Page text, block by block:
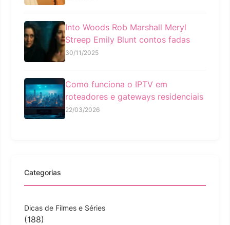
Into Woods Rob Marshall Meryl
Streep Emily Blunt contos fadas
30/11/2025
Como funciona o IPTV em
roteadores e gateways residenciais
22/03/2026
Categorias
Dicas de Filmes e Séries
(188)